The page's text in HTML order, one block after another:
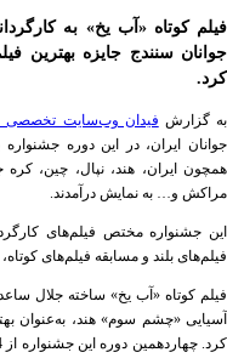
فیلم کوتاه «آب یخ» به
جوانان سنندج جایزه بهترین
کرد.
به گزارش فیدان وب‌سایت تخصصی
همچون ایران، هند، نپال، چین، کره
مراکش و… به نمایش درآمدند.
این جشنواره مختص فیلم‌های
فیلم‌های بلند و مسابقه فیلم‌های
فیلم کوتاه «آب یخ» ساخته جلال
آسیایی «چشم سوم» هند، به‌عنوان